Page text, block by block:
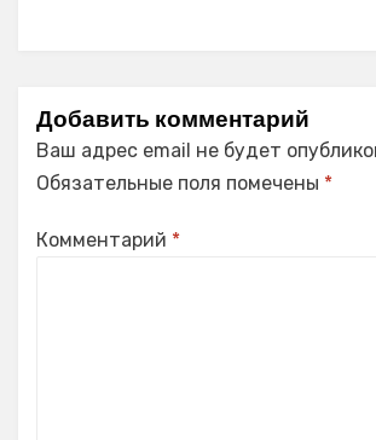
Добавить комментарий
Ваш адрес email не будет
Обязательные поля помечены *
Комментарий *